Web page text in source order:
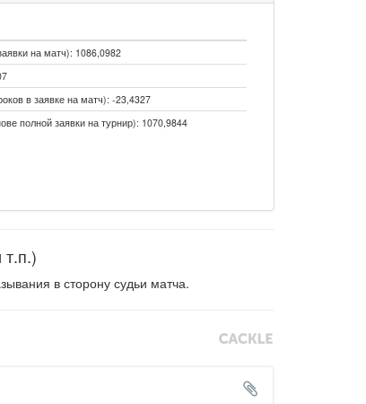
на матч): 1086,0982
в заявке на матч): -23,4327
полной заявки на турнир): 1070,9844
в сторону судьи матча.